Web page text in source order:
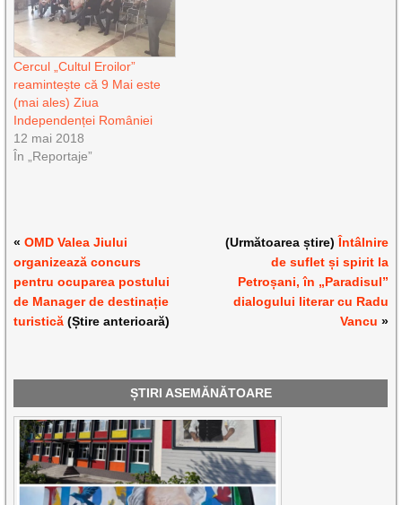
Cercul „Cultul Eroilor”
reamintește că 9 Mai este
(mai ales) Ziua
Independenței României
12 mai 2018
În „Reportaje”
«OMD Valea Jiului
organizează concurs
pentru ocuparea postului
de Manager de destinație
turistică (Știre anterioară)
(Următoarea știre) Întâlnire
de suflet și spirit la
Petroșani, în „Paradisul”
dialogului literar cu Radu
Vancu »
ȘTIRI ASEMĂNĂTOARE